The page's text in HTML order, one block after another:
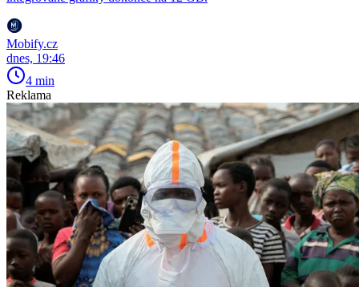
Mobify.cz
dnes, 19:46
4 min
Reklama